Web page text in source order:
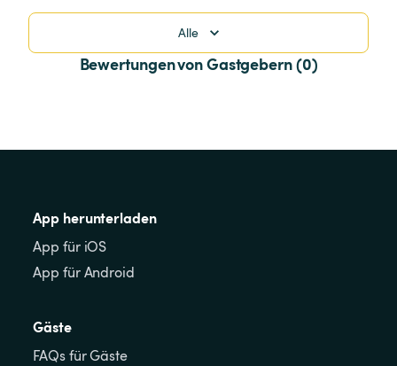
Alle
Bewertungen von Gastgebern (0)
App herunterladen
App für iOS
App für Android
Gäste
FAQs für Gäste